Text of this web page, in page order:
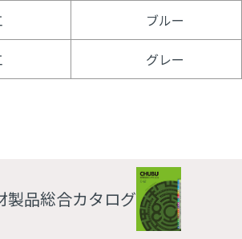
ブルー
グレー
製品総合カタログ